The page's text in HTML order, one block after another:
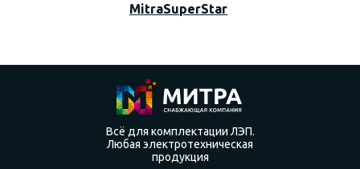
MitraSuperStar
Всё для комплектации ЛЭП.
Любая электротехническая
продукция